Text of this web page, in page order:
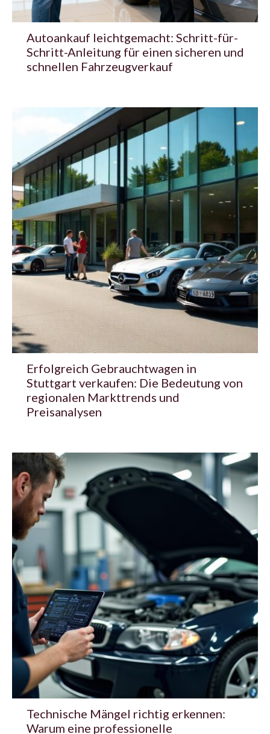
Autoankauf leichtgemacht: Schritt-für-
Schritt-Anleitung für einen sicheren und
schnellen Fahrzeugverkauf
Erfolgreich Gebrauchtwagen in
Stuttgart verkaufen: Die Bedeutung von
regionalen Markttrends und
Preisanalysen
Technische Mängel richtig erkennen:
Warum eine professionelle